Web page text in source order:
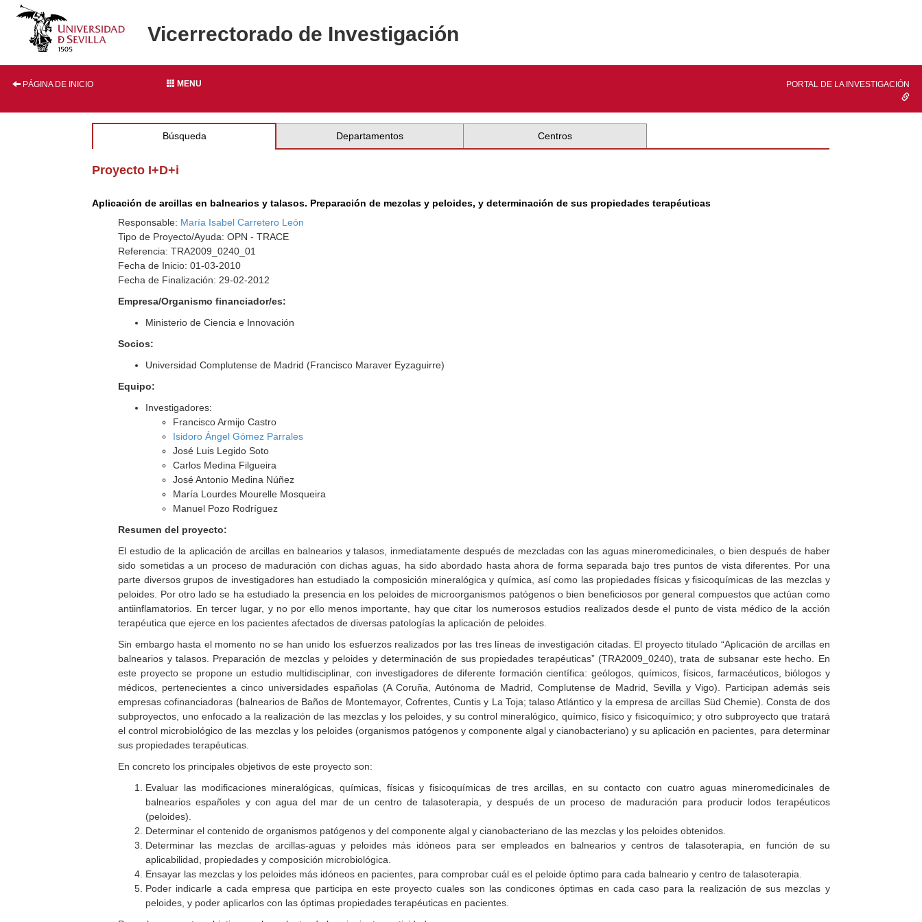
Vicerrectorado de Investigación
PÁGINA DE INICIO MENU PORTAL DE LA INVESTIGACIÓN
Búsqueda Departamentos Centros
Proyecto I+D+i
Aplicación de arcillas en balnearios y talasos. Preparación de mezclas y peloides, y determinación de sus propiedades terapéuticas
Responsable: María Isabel Carretero León
Tipo de Proyecto/Ayuda: OPN - TRACE
Referencia: TRA2009_0240_01
Fecha de Inicio: 01-03-2010
Fecha de Finalización: 29-02-2012
Empresa/Organismo financiador/es:
Ministerio de Ciencia e Innovación
Socios:
Universidad Complutense de Madrid (Francisco Maraver Eyzaguirre)
Equipo:
Investigadores:
Francisco Armijo Castro
Isidoro Ángel Gómez Parrales
José Luis Legido Soto
Carlos Medina Filgueira
José Antonio Medina Núñez
María Lourdes Mourelle Mosqueira
Manuel Pozo Rodríguez
Resumen del proyecto:
El estudio de la aplicación de arcillas en balnearios y talasos, inmediatamente después de mezcladas con las aguas mineromedicinales, o bien después de haber
sido sometidas a un proceso de maduración con dichas aguas, ha sido abordado hasta ahora de forma separada bajo tres puntos de vista diferentes. Por una
parte diversos grupos de investigadores han estudiado la composición mineralógica y química, así como las propiedades físicas y fisicoquímicas de las mezclas y
peloides. Por otro lado se ha estudiado la presencia en los peloides de microorganismos patógenos o bien beneficiosos por general compuestos que actúan como
antiinflamatorios. En tercer lugar, y no por ello menos importante, hay que citar los numerosos estudios realizados desde el punto de vista médico de la acción
terapéutica que ejerce en los pacientes afectados de diversas patologías la aplicación de peloides.
Sin embargo hasta el momento no se han unido los esfuerzos realizados por las tres líneas de investigación citadas. El proyecto titulado “Aplicación de arcillas en
balnearios y talasos. Preparación de mezclas y peloides y determinación de sus propiedades terapéuticas” (TRA2009_0240), trata de subsanar este hecho. En
este proyecto se propone un estudio multidisciplinar, con investigadores de diferente formación científica: geólogos, químicos, físicos, farmacéuticos, biólogos y
médicos, pertenecientes a cinco universidades españolas (A Coruña, Autónoma de Madrid, Complutense de Madrid, Sevilla y Vigo). Participan además seis
empresas cofinanciadoras (balnearios de Baños de Montemayor, Cofrentes, Cuntis y La Toja; talaso Atlántico y la empresa de arcillas Süd Chemie). Consta de dos
subproyectos, uno enfocado a la realización de las mezclas y los peloides, y su control mineralógico, químico, físico y fisicoquímico; y otro subproyecto que tratará
el control microbiológico de las mezclas y los peloides (organismos patógenos y componente algal y cianobacteriano) y su aplicación en pacientes, para determinar
sus propiedades terapéuticas.
En concreto los principales objetivos de este proyecto son:
Evaluar las modificaciones mineralógicas, químicas, físicas y fisicoquímicas de tres arcillas, en su contacto con cuatro aguas mineromedicinales de
balnearios españoles y con agua del mar de un centro de talasoterapia, y después de un proceso de maduración para producir lodos terapéuticos
(peloides).
Determinar el contenido de organismos patógenos y del componente algal y cianobacteriano de las mezclas y los peloides obtenidos.
Determinar las mezclas de arcillas-aguas y peloides más idóneos para ser empleados en balnearios y centros de talasoterapia, en función de su
aplicabilidad, propiedades y composición microbiológica.
Ensayar las mezclas y los peloides más idóneos en pacientes, para comprobar cuál es el peloide óptimo para cada balneario y centro de talasoterapia.
Poder indicarle a cada empresa que participa en este proyecto cuales son las condicones óptimas en cada caso para la realización de sus mezclas y
peloides, y poder aplicarlos con las óptimas propiedades terapéuticas en pacientes.